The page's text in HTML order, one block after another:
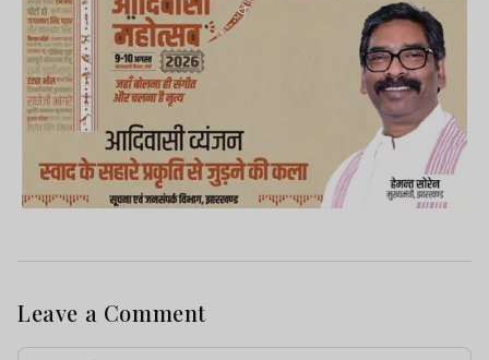
Leave a Comment